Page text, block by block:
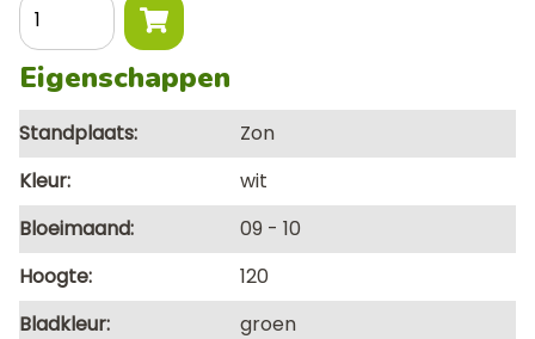
Eigenschappen
Standplaats
Zon
Kleur
wit
Bloeimaand
09
10
Hoogte
120
Bladkleur
groen